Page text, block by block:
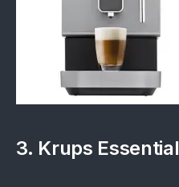
3. Krups Essential